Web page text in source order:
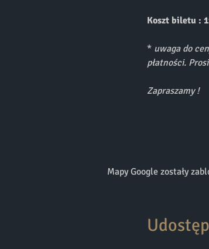
Koszt biletu :
* uwaga do
płatności.
Zapraszamy !
Mapy Google zostały